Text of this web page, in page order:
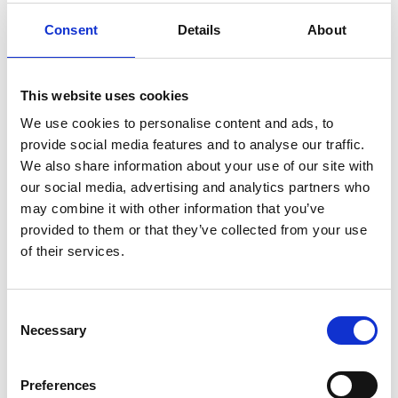
Consent Details About
This website uses cookies
We use cookies to personalise content and ads, to
provide social media features and to analyse our traffic.
We also share information about your use of our site with
our social media, advertising and analytics partners who
may combine it with other information that you’ve
provided to them or that they’ve collected from your use
of their services.
Selection
Necessary
Preferences
Suominen Oyj:n puolivuosikatsaus 1.1.-30.6.2026
Suominen Oyj:n osavuosikatsaus 1.1.-31.3.2026:
Kannattavuuden parannusohjelma käynnissä
Suominen on julkaissut vuoden 2025
vuosikertomuksensa
(tilintarkastamaton) 1.1. –31.12.2025: Epätyydyttävä